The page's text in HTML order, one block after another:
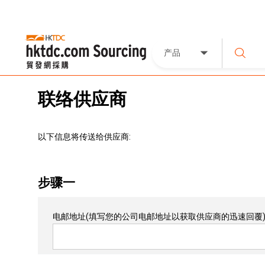
产品
联络供应商
以下信息将传送给供应商:
步骤一
电邮地址(填写您的公司电邮地址以获取供应商的迅速回覆)